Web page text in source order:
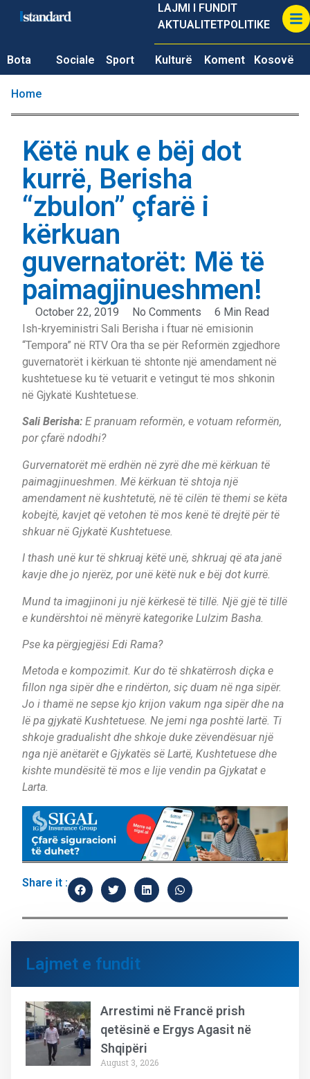
LAJMI I FUNDIT
AKTUALITETPOLITIKE
Bota Sociale Sport Kulturë Koment Kosovë
Home
Këtë nuk e bëj dot
kurrë, Berisha
“zbulon” çfarë i
kërkuan
guvernatorët: Më të
paimagjinueshmen!
October 22, 2019 No Comments
6 Min Read
Ish-kryeministri Sali Berisha i ftuar në emisionin
“Tempora” në RTV Ora tha se për Reformën zgjedhore
guvernatorët i kërkuan të shtonte një amendament në
kushtetuese ku të vetuarit e vetingut të mos shkonin
në Gjykatë Kushtetuese.
Sali Berisha: E pranuam reformën, e votuam reformën,
por çfarë ndodhi?
Gurvernatorët më erdhën në zyrë dhe më kërkuan të
paimagjinueshmen. Më kërkuan të shtoja një
amendament në kushtetutë, në të cilën të themi se këta
kobejtë, kavjet që vetohen të mos kenë të drejtë për të
shkuar në Gjykatë Kushtetuese.
I thash unë kur të shkruaj këtë unë, shkruaj që ata janë
kavje dhe jo njerëz, por unë këtë nuk e bëj dot kurrë.
Mund ta imagjinoni ju një kërkesë të tillë. Një gjë të tillë
e kundërshtoi në mënyrë kategorike Lulzim Basha.
Pse ka përgjegjësi Edi Rama?
Metoda e kompozimit. Kur do të shkatërrosh diçka e
fillon nga sipër dhe e rindërton, siç duam në nga sipër.
Jo i thamë ne sepse kjo krijon vakum nga sipër dhe na
lë pa gjykatë Kushtetuese. Ne jemi nga poshtë lartë. Ti
shkoje gradualisht dhe shkoje duke zëvendësuar një
nga një anëtarët e Gjykatës së Lartë, Kushtetuese dhe
kishte mundësitë të mos e lije vendin pa Gjykatat e
Larta.
Share it :
Lajmet e fundit
Arrestimi në Francë prish
qetësinë e Ergys Agasit në
Shqipëri
August 3, 2026